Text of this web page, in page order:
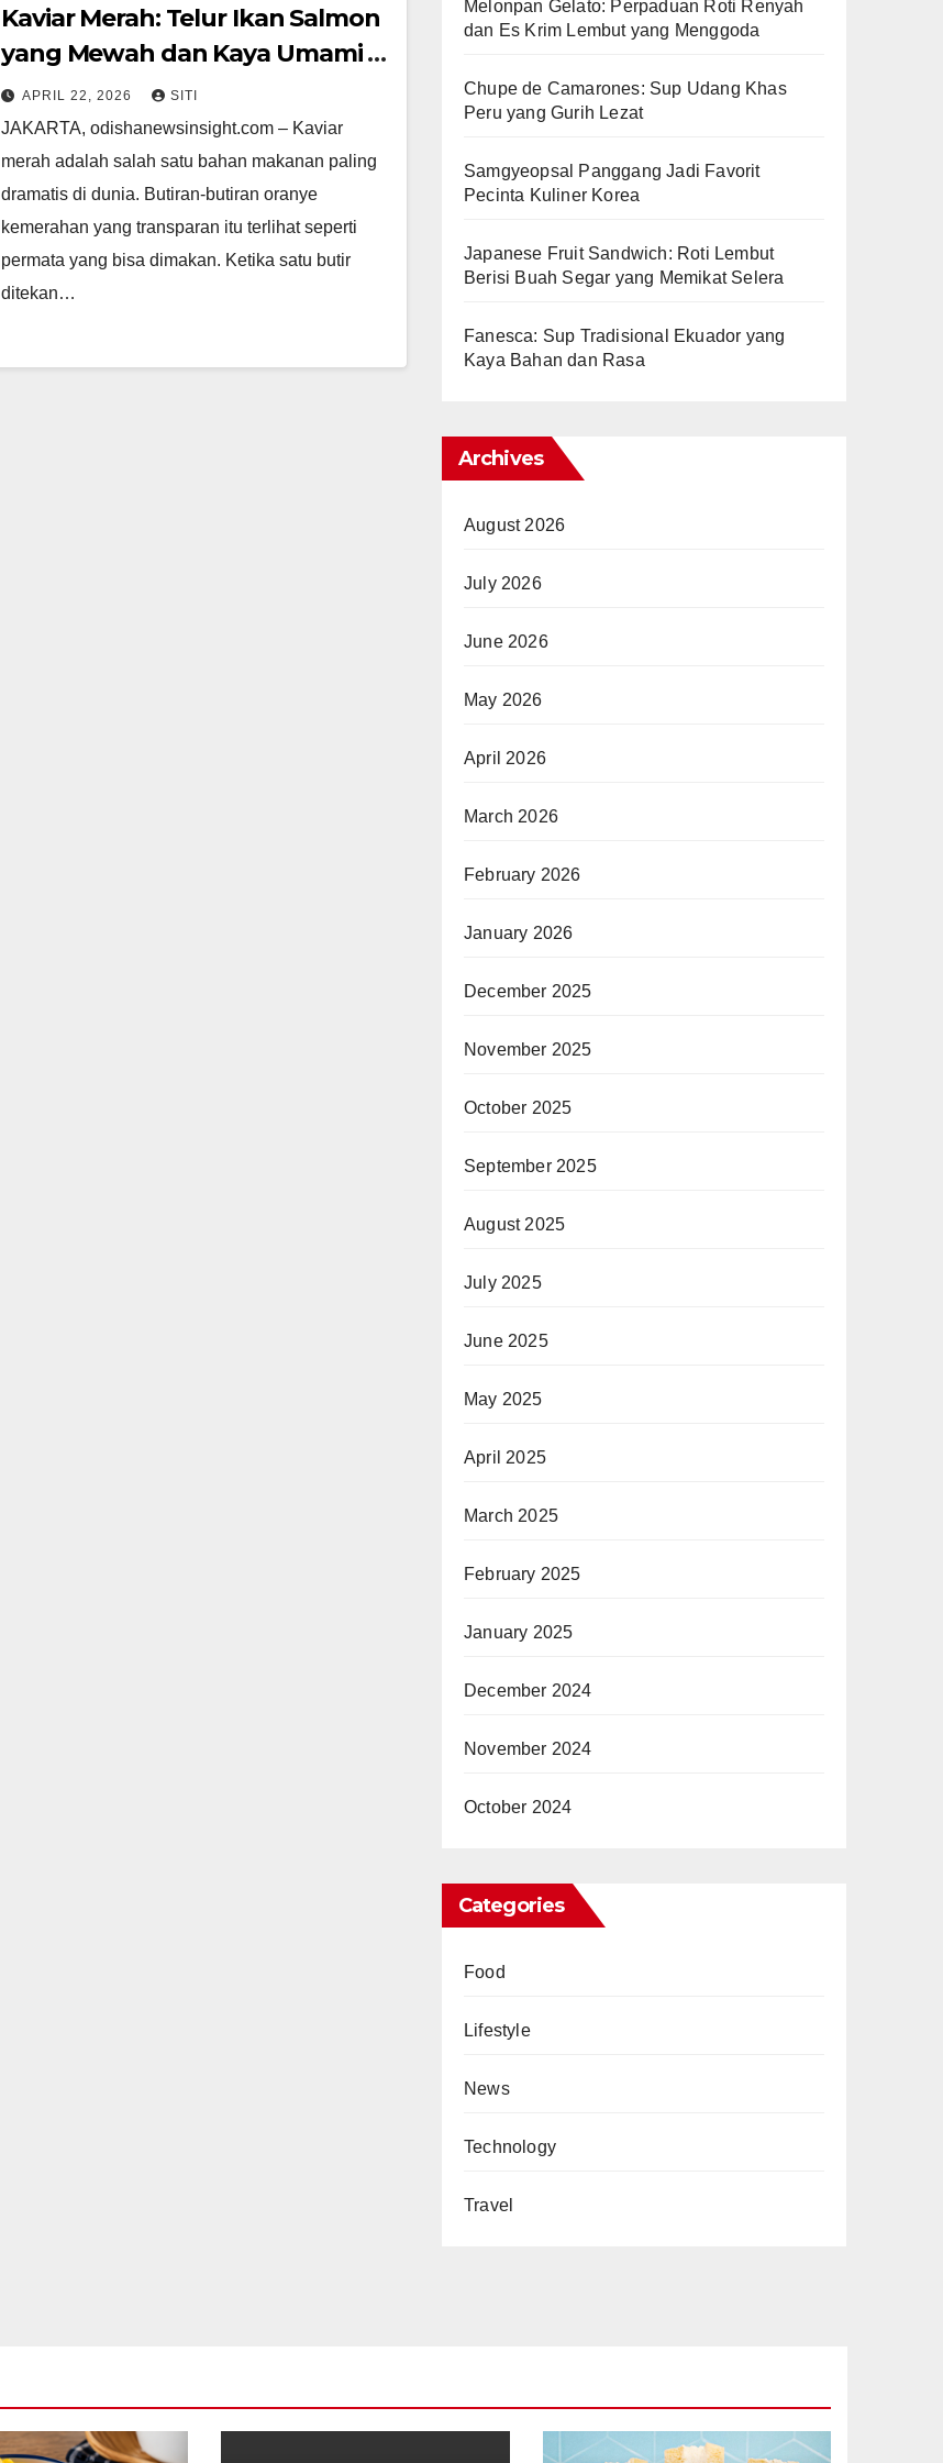
Kaviar Merah: Telur Ikan Salmon
yang Mewah dan Kaya Umami |
dingdongtogel
APRIL 22, 2026 SITI
JAKARTA, odishanewsinsight.com – Kaviar
merah adalah salah satu bahan makanan paling
dramatis di dunia. Butiran-butiran oranye
kemerahan yang transparan itu terlihat seperti
permata yang bisa dimakan. Ketika satu butir
ditekan…
Melonpan Gelato: Perpaduan Roti Renyah
dan Es Krim Lembut yang Menggoda
Chupe de Camarones: Sup Udang Khas
Peru yang Gurih Lezat
Samgyeopsal Panggang Jadi Favorit
Pecinta Kuliner Korea
Japanese Fruit Sandwich: Roti Lembut
Berisi Buah Segar yang Memikat Selera
Fanesca: Sup Tradisional Ekuador yang
Kaya Bahan dan Rasa
Archives
August 2026
July 2026
June 2026
May 2026
April 2026
March 2026
February 2026
January 2026
December 2025
November 2025
October 2025
September 2025
August 2025
July 2025
June 2025
May 2025
April 2025
March 2025
February 2025
January 2025
December 2024
November 2024
October 2024
Categories
Food
Lifestyle
News
Technology
Travel